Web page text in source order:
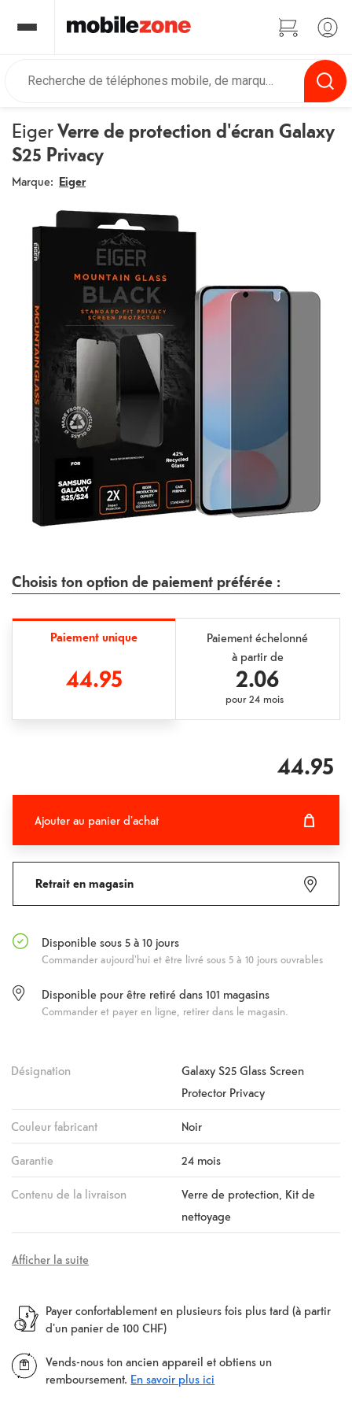
EigerVerre de protection d'écran Galaxy
S25 Privacy
Marque: Eiger
Choisis ton option de paiement préférée :
Paiement unique
44.95
Paiement échelonné
à partir de
2.06
pour24 mois
44.95
Ajouter au panier d'achat
Retrait en magasin
Disponible sous 5 à 10 jours
Commander aujourd'hui et être livré sous 5 à 10 jours ouvrables
Disponible pour être retiré dans 101 magasins
Commander et payer en ligne, retirer dans le magasin.
Désignation
Galaxy S25 Glass Screen
Protector Privacy
Couleur fabricant Noir
Garantie 24 mois
Contenu de la livraison
Verre de protection, Kit de
nettoyage
Afficher la suite
Payer confortablement en plusieurs fois plus tard (à partir
d'un panier de 100 CHF)
Vends-nous ton ancien appareil et obtiens un
remboursement. En savoir plus ici